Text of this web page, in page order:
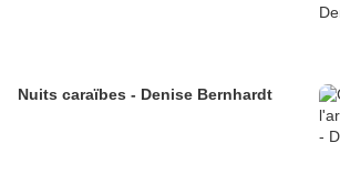
Nuits caraïbes - Denise Bernhardt